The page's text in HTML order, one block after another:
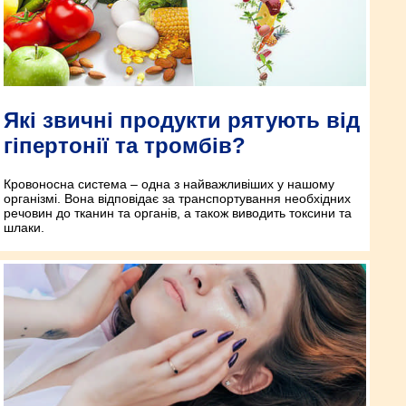
Які звичні продукти рятують від
гіпертонії та тромбів?
Кровоносна система – одна з найважливіших у нашому
організмі. Вона відповідає за транспортування необхідних
речовин до тканин та органів, а також виводить токсини та
шлаки.